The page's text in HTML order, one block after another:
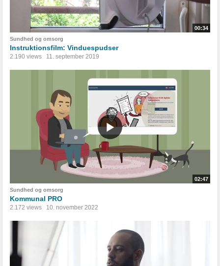
00:34
Sundhed og omsorg
Instruktionsfilm: Vinduespudser
2.190 views 11. september 2019
02:47
Sundhed og omsorg
Kommunal PRO
2.172 views 10. november 2022